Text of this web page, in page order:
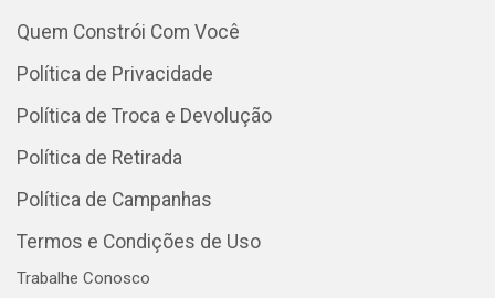
Quem Constrói Com Você
Política de Privacidade
Política de Troca e Devolução
Política de Retirada
Política de Campanhas
Termos e Condições de Uso
Trabalhe Conosco